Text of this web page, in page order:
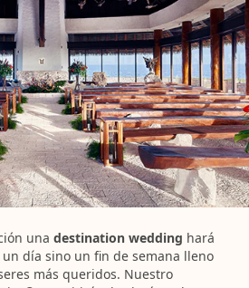
una destination wedding hará
día sino un fin de semana lleno
más queridos. Nuestro